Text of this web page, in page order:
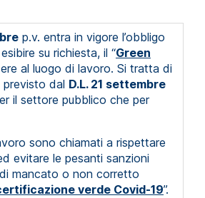
p.v. entra in vigore l’obbligo
su richiesta, il “Green
al luogo di lavoro. Si tratta di
previsto dal D.L. 21 settembre
il settore pubblico che per
sono chiamati a rispettare
evitare le pesanti sanzioni
mancato o non corretto
verde Covid-19”.